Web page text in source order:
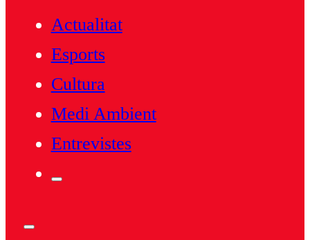
Actualitat
Esports
Cultura
Medi Ambient
Entrevistes